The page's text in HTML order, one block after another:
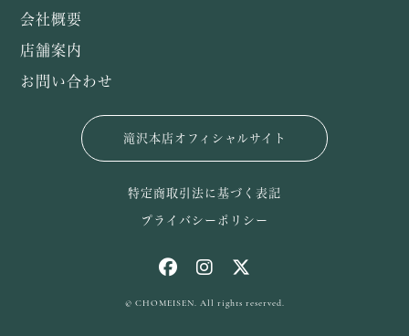
会社概要
店舗案内
お問い合わせ
滝沢本店オフィシャルサイト
特定商取引法に基づく表記
プライバシーポリシー
© CHOMEISEN. All rights reserved.